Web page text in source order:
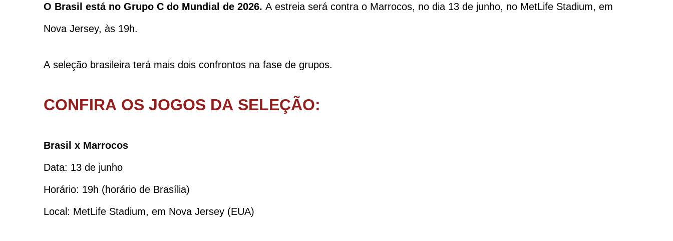
O Brasil está no Grupo C do Mundial de 2026. A estreia será contra o Marrocos, no dia 13 de junho, no MetLife Stadium, em
Nova Jersey, às 19h.
A seleção brasileira terá mais dois confrontos na fase de grupos.
CONFIRA OS JOGOS DA SELEÇÃO:
Brasil x Marrocos
Data: 13 de junho
Horário: 19h (horário de Brasília)
Local: MetLife Stadium, em Nova Jersey (EUA)